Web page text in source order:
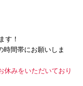
す！
時間帯にお願いしま
みをいただいており